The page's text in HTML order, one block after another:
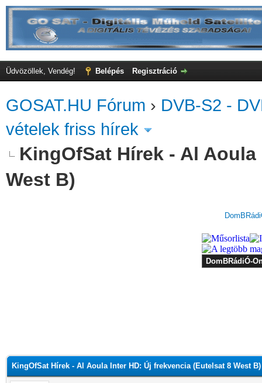
Üdvözöllek, Vendég! Belépés Regisztráció
GOSAT.HU Fórum › DVB-S2 -
vételek friss hírek
KingOfSat Hírek - Al
West B)
KingOfSat Hírek - Al Aoula Inter HD: Új frekvencia (Eutelsat 8 West B)